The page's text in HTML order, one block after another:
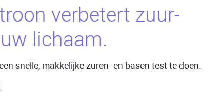
verbetert zuur-
lichaam.
snelle, makkelijke zuren- en basen test te doen.